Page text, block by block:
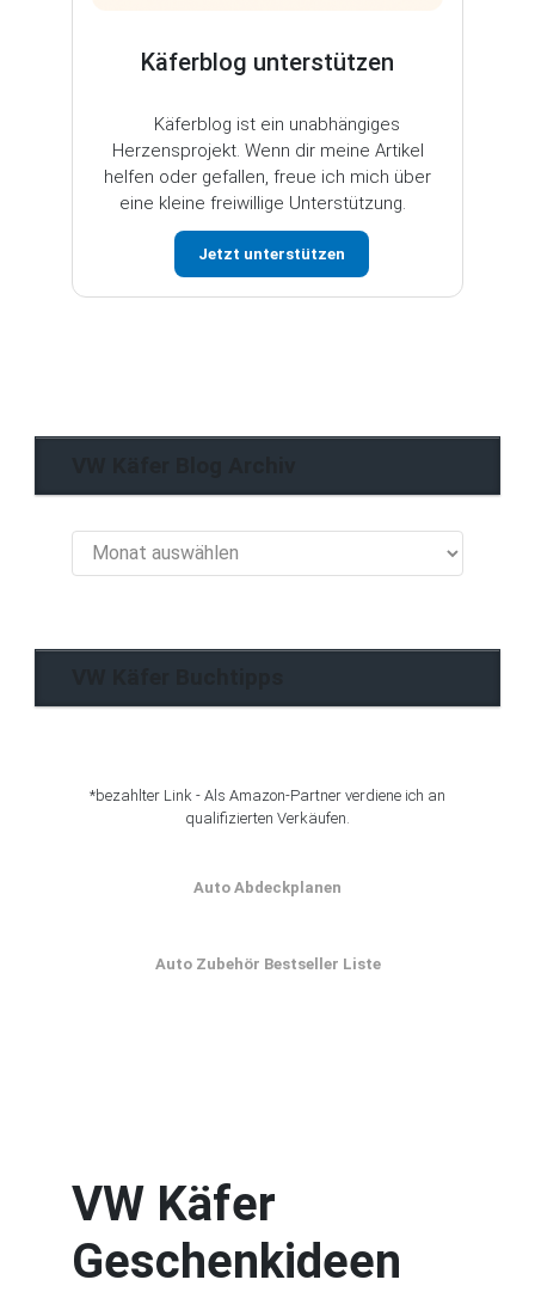
Käferblog unterstützen
Käferblog ist ein unabhängiges
Herzensprojekt. Wenn dir meine Artikel
helfen oder gefallen, freue ich mich über
eine kleine freiwillige Unterstützung.
Jetzt unterstützen
Käfer
*bezahlter Link - Als Amazon-Partner verdiene ich an
qualifizierten Verkäufen.
Auto Abdeckplanen
Auto Zubehör Bestseller Liste
VW Käfer
Geschenkideen